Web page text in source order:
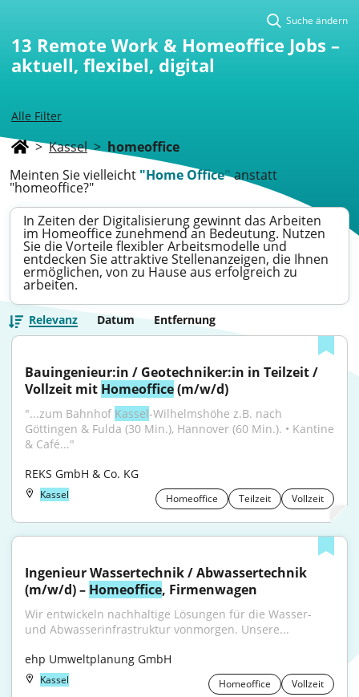
Alle Filter
Suche ändern
13 Remote Work & Homeoffice Jobs –
aktuell, flexibel, digital
> Kassel > homeoffice
Meinten Sie vielleicht "Home Office"anstatt
"homeoffice?"
In Zeiten der Digitalisierung gewinnt das Arbeiten
im Homeoffice zunehmend an Bedeutung. Nutzen
Sie die Vorteile flexibler Arbeitsmodelle und
entdecken Sie attraktive Stellenanzeigen, die Ihnen
ermöglichen, von zu Hause aus erfolgreich zu
arbeiten.
Relevanz Datum Entfernung
Bauingenieur:in / Geotechniker:in in Teilzeit /
Vollzeit mit Homeoffice (m/w/d)
"...zum Bahnhof Kassel-Wilhelmshöhe z.B. nach
Göttingen & Fulda (30 Min.), Hannover (60 Min.). • Kantine
& Café..."
REKS GmbH & Co. KG
Kassel Homeoffice Teilzeit Vollzeit
Ingenieur Wassertechnik / Abwassertechnik
(m/w/d) – Homeoffice, Firmenwagen
Wir entwickeln nachhaltige Lösungen für die Wasser-
und Abwasserinfrastruktur vonmorgen. Unsere...
ehp Umweltplanung GmbH
Kassel Homeoffice Vollzeit